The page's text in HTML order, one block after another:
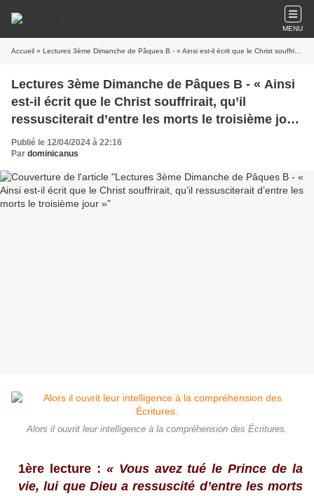
MENU
Accueil » Lectures 3ème Dimanche de Pâques B - « Ainsi est-il écrit que le Christ souffrirait, qu’il ressusciterait d’entre les morts le troisième jour »
Lectures 3ème Dimanche de Pâques B - « Ainsi
est-il écrit que le Christ souffrirait, qu’il
ressusciterait d’entre les morts le troisième jour
»
Publié le 12/04/2024 à 22:16
Par dominicanus
Alors il ouvrit leur intelligence à la compréhension des Écritures.
1ère lecture : « Vous avez tué le Prince de la
vie, lui que Dieu a ressuscité d’entre les morts